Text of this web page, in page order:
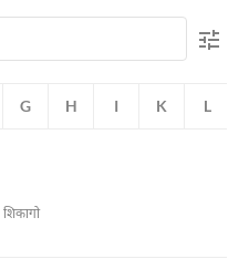
G H I K L
शिकागो